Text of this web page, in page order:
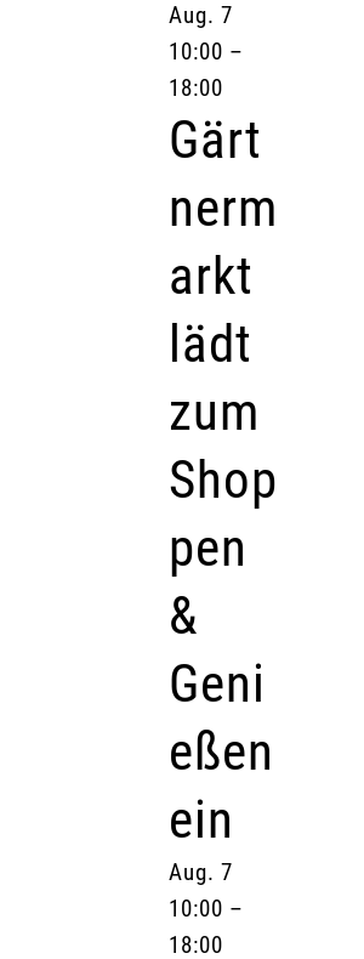
Aug. 7
10:00 –
18:00
Gärt
nerm
arkt
lädt
zum
Shop
pen
&
Geni
eßen
ein
Aug. 7
10:00 –
18:00